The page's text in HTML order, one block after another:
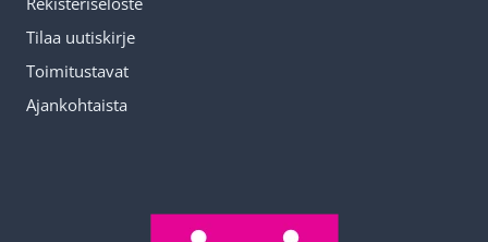
Tilaa uutiskirje
Toimitustavat
Ajankohtaista